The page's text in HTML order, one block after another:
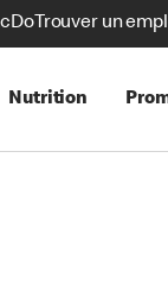
Trouver un
Nutrition